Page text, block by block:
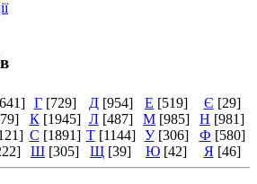
Г [729] Д [954] Е [519] Є [29]
К [1945] Л [487] М [985] Н [981]
С [1891] Т [1144] У [306] Ф [580]
Ш [305] Щ [39] Ю [42] Я [46]